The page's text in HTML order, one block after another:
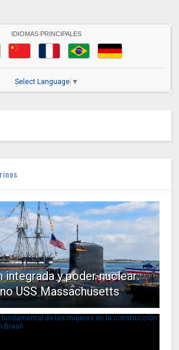
IDIOMAS PRINCIPALES
Select Language ▼
integrada y poder nuclear:
USS Massachusetts